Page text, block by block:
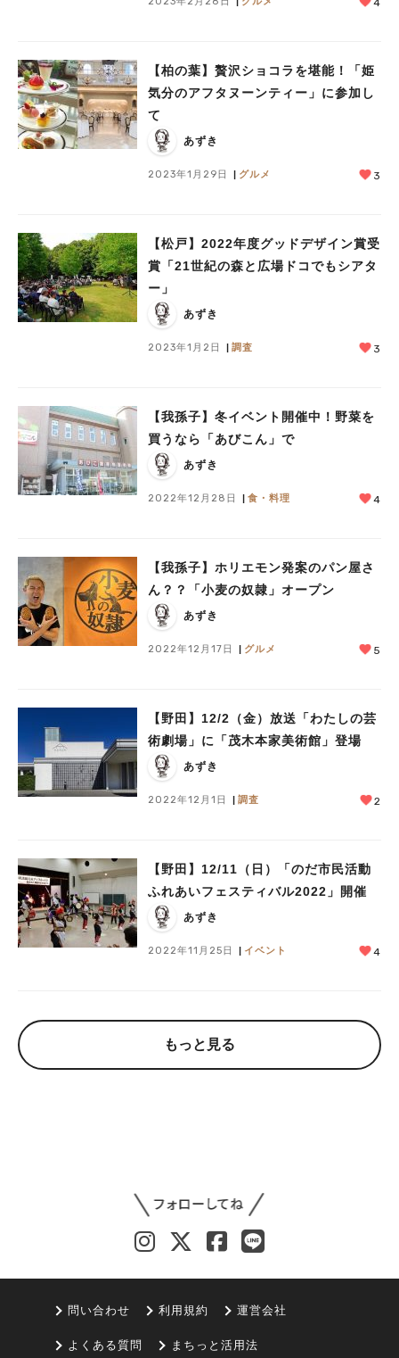
【柏の葉】贅沢ショコラを堪能！「姫
気分のアフタヌーンティー」に参加し
て
あずき
2023年1月29日 グルメ 3
【松戸】2022年度グッドデザイン賞受
賞「21世紀の森と広場ドコでもシアタ
ー」
あずき
2023年1月2日 調査 3
【我孫子】冬イベント開催中！野菜を
買うなら「あびこん」で
あずき
2022年12月28日 食・料理 4
【我孫子】ホリエモン発案のパン屋さ
ん？？「小麦の奴隷」オープン
あずき
2022年12月17日 グルメ 5
【野田】12/2（金）放送「わたしの芸
術劇場」に「茂木本家美術館」登場
あずき
2022年12月1日 調査 2
【野田】12/11（日）「のだ市民活動
ふれあいフェスティバル2022」開催
あずき
2022年11月25日 イベント 4
もっと見る
問い合わせ 利用規約 運営会社
よくある質問 まちっと活用法
#ラーメン#ショッピング #カフェ #スイーツ
#教えたい／教えて投稿記事
#教えたい/こんなの見つけた